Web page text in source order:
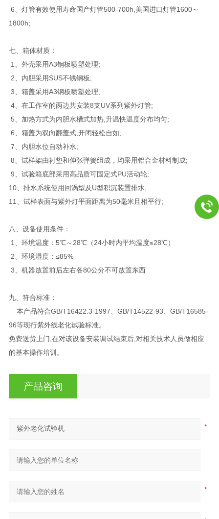
6、灯管有效使用寿命国产灯管500-700h,美国进口灯管1600～
1800h;
七、箱体材质：
1、外壳采用A3钢板喷塑处理;
2、内胆采用SUS不锈钢板;
3、箱盖采用A3钢板喷塑处理;
4、在工作室的两边共安装8支UV系列紫外灯管;
5、加热方式为内胆水槽式加热,升温快温度分布均匀;
6、箱盖为双向翻盖式,开闭轻松自如;
7、内胆水位自动补水;
8、试样架由衬垫和伸张弹簧组成，均采用铝合金材料制成;
9、试验箱底部采用高品质可固定式PU活动轮;
10、排水系统使用回涡型及U型积沉装置排水;
11、试样表面与紫外灯平面距离为50毫米且相平行;
八、设备使用条件：
1、环境温度：5℃～28℃（24小时内平均温度≤28℃）
2、环境湿度：≤85%
3、机器放置前后左右各80公分不可放置东西
九、 符合标准：
本产品符合GB/T16422.3-1997、GB/T14522-93、GB/T16585-
96等现行紫外线老化试验标准。
免费送货上门,在对该设备安装调试结束后,对相关技术人员做相应
的基本操作培训。
产品咨询